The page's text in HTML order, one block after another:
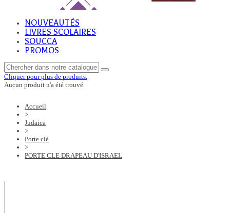
NOUVEAUTÉS
LIVRES SCOLAIRES
SOUCCA
PROMOS
Cliquer pour plus de produits.
Aucun produit n'a été trouvé.
Accueil
>
Judaica
>
Porte clé
>
PORTE CLE DRAPEAU D'ISRAEL